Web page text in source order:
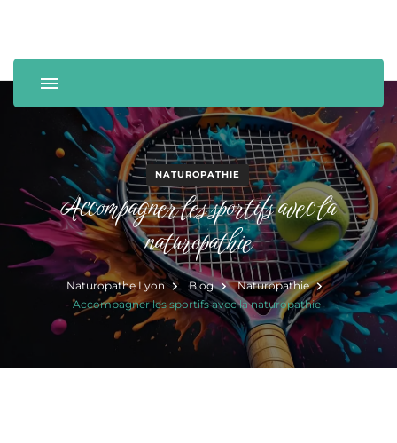
Laurence Bonmatin
NATUROPATHIE
Accompagner les sportifs avec la
naturopathie
Naturopathe Lyon Blog
Naturopathie
Accompagner les sportifs avec la naturopathie